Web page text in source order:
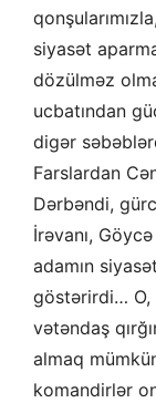
siyasət
dözülməz
ucbatından
digər
Farslardan
Dərbəndi,
İrəvanı,
adamın
göstərirdi… O,
vətəndaş
almaq
komandirlər